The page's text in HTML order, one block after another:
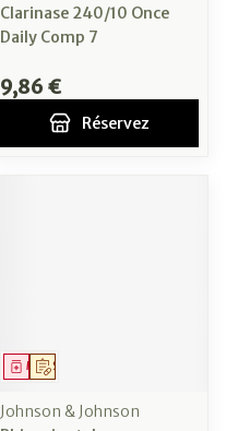
Clarinase 240/10 Once
Daily Comp 7
9,86 €
Réservez
Sur prescription
Médicament
Johnson & Johnson